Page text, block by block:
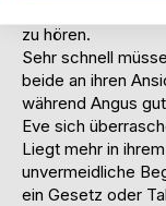
zu hören.
Sehr schnell
beide an ihren
während Angus
Eve sich
Liegt mehr in
unvermeidliche
ein Gesetz oder